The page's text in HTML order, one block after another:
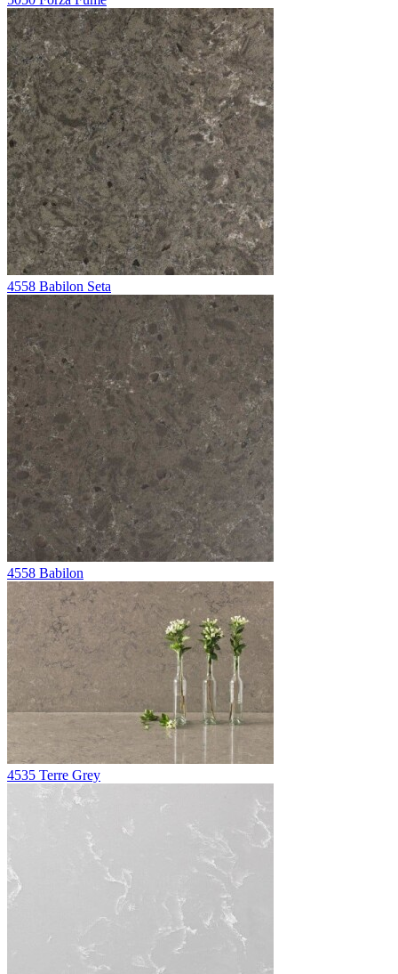
4558 Babilon Seta
4558 Babilon
4535 Terre Grey